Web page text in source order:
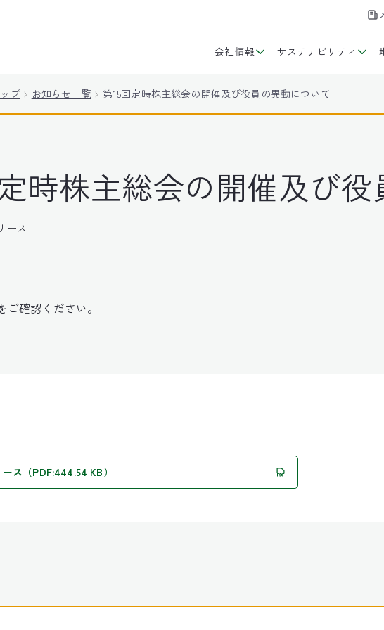
会社情報 サステナビリティ
プ お知らせ一覧 第15回定時株主総会の開催及び役員の異動について
時株主総会の開催及び
ース
ご確認ください。
ス（PDF:444.54 KB）